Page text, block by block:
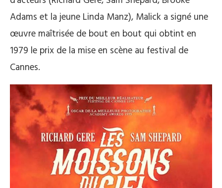
Adams et la jeune Linda Manz), Malick a signé une
œuvre maîtrisée de bout en bout qui obtint en
1979 le prix de la mise en scène au festival de
Cannes.